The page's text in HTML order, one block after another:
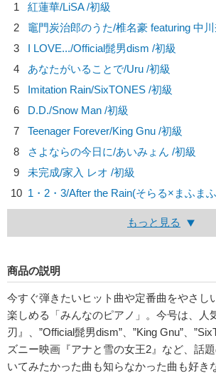
1
紅蓮華/LiSA/初級
2
竈門炭治郎のうた/椎名豪 featuring 中
3
I LOVE.../Official髭男dism /初級
4
あなたがいることで/Uru /初級
5
Imitation Rain/SixTONES /初級
6
D.D./Snow Man /初級
7
Teenager Forever/King Gnu /初級
8
さよならの今日に/あいみょん /初級
9
未完成/家入 レオ /初級
10 1・2・3/After the Rain(そらる×まふま
もっと見る
商品の説明
今すぐ弾きたいヒット曲や定番曲をやさし
楽しめる「みんなのピアノ」。今号は、人
刃』、”Official髭男dism”、”King Gnu”、
ズニー映画『アナと雪の女王2』など、話
いてみたかった曲も知らなかった曲も好き